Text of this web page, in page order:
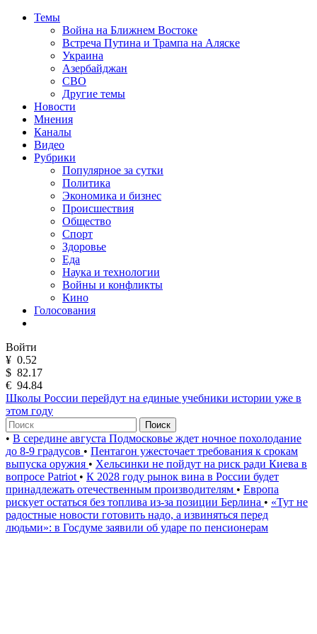
Темы
Война на Ближнем Востоке
Встреча Путина и Трампа на Аляске
Украина
Азербайджан
СВО
Другие темы
Новости
Мнения
Каналы
Видео
Рубрики
Популярное за сутки
Политика
Экономика и бизнес
Происшествия
Общество
Спорт
Здоровье
Еда
Наука и технологии
Войны и конфликты
Кино
Голосования
Войти
¥ 0.52
$ 82.17
€ 94.84
Школы России перейдут на единые учебники истории уже в
этом году
Поиск
• В середине августа Подмосковье ждет ночное похолодание
до 8-9 градусов • Пентагон ужесточает требования к срокам
выпуска оружия • Хельсинки не пойдут на риск ради Киева в
вопросе Patriot • К 2028 году рынок вина в России будет
принадлежать отечественным производителям • Европа
рискует остаться без топлива из-за позиции Берлина • «Тут не
радостные новости готовить надо, а извиняться перед
людьми»: в Госдуме заявили об ударе по пенсионерам